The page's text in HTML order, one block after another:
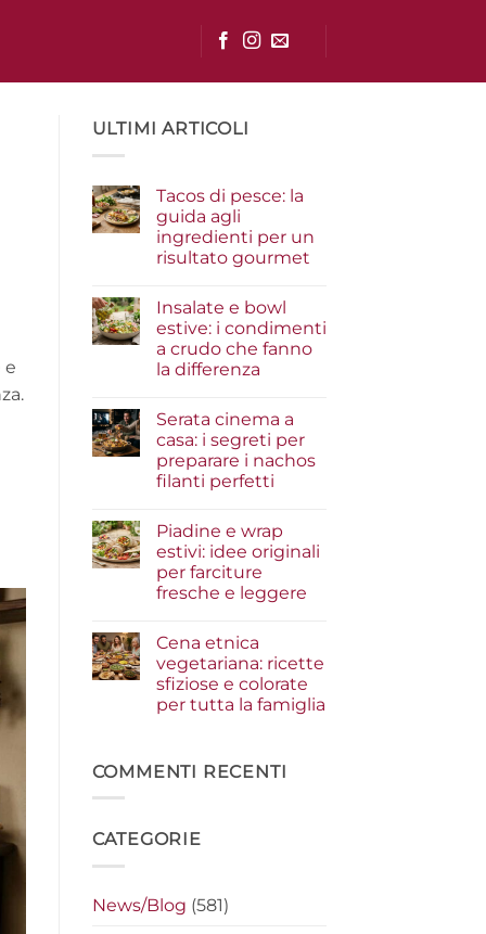
e
ULTIMI ARTICOLI
Tacos di pesce: la
guida agli
ingredienti per un
risultato gourmet
su
Tacos
di
pesce:
la
guida
per
un
risultato
gourmet
Insalate e bowl
estive: i condimenti
a crudo che fanno
la differenza
su
e
bowl
estive:
crudo
che
fanno
la
differenza
Serata cinema a
casa: i segreti per
preparare i nachos
filanti perfetti
su
Serata
cinema
a
casa:
preparare
i
nachos
filanti
perfetti
Piadine e wrap
estivi: idee originali
per farciture
fresche e leggere
su
e
wrap
estivi:
idee
fresche
e
Cena etnica
vegetariana: ricette
sfiziose e colorate
per tutta la famiglia
Cena
etnica
e
famiglia
COMMENTI RECENTI
CATEGORIE
News/Blog (581)